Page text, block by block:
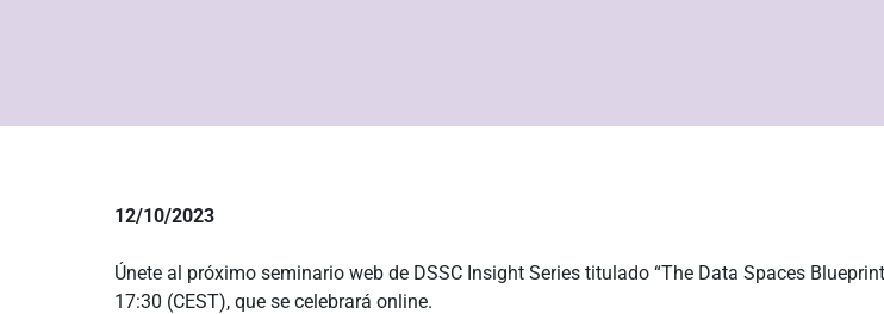
12/10/2023
Únete al próximo seminario web de DSSC Insight Series titulado “The Data Spaces
17:30 (CEST), que se celebrará online.